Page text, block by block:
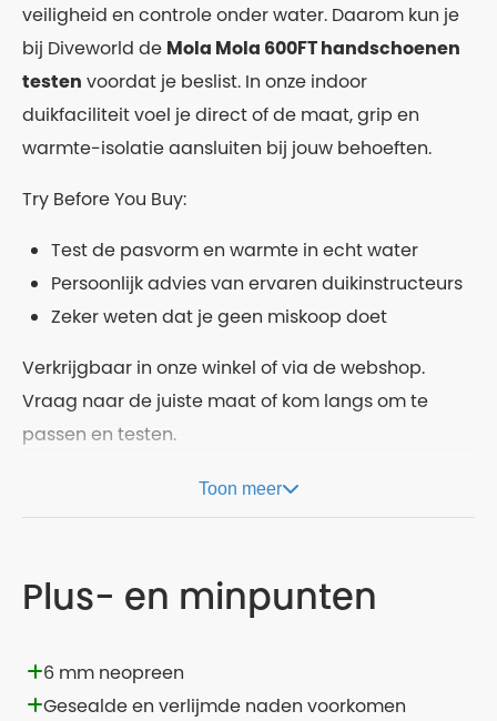
veiligheid en controle onder water. Daarom kun je
bij Diveworld de Mola Mola 600FT handschoenen
testen voordat je beslist. In onze indoor
duikfaciliteit voel je direct of de maat, grip en
warmte-isolatie aansluiten bij jouw behoeften.
Try Before You Buy:
Test de pasvorm en warmte in echt water
Persoonlijk advies van ervaren duikinstructeurs
Zeker weten dat je geen miskoop doet
Verkrijgbaar in onze winkel of via de webshop.
Vraag naar de juiste maat of kom langs om te
passen en testen.
Toon meer
Plus- en minpunten
6 mm neopreen
Gesealde en verlijmde naden voorkomen